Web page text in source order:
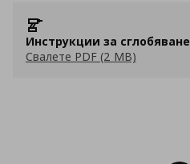
Инструкции за сглобяване
Свалете PDF (2 MB)